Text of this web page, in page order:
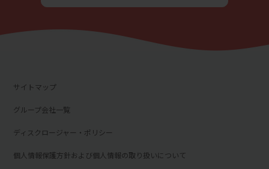
サイトマップ
グループ会社一覧
ディスクロージャー・ポリシー
個人情報保護方針および個人情報の取り扱いについて